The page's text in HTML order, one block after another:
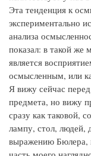
Эта тенденция к
экспериментально
анализа
показал: в такой же
является
осмысленным, или
Я вижу сейчас
предмета, но вижу
сразу как таковой,
лампу, стол, людей,
выражению Бюлера,